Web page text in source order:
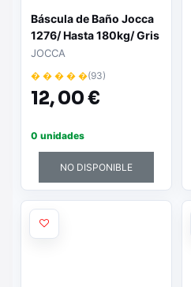
Báscula de Baño Jocca
1276/ Hasta 180kg/ Gris
JOCCA
� � � � �(93)
12,00 €
0 unidades
NO DISPONIBLE